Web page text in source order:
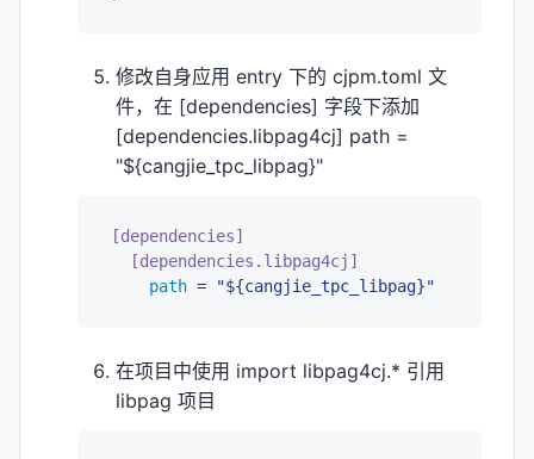
修改自身应用 entry 下的 cjpm.toml 文
件，在 [dependencies] 字段下添加
[dependencies.libpag4cj] path =
"${cangjie_tpc_libpag}"
[dependencies]
[dependencies.libpag4cj]
path = "${cangjie_tpc_libpag}"
在项目中使用 import libpag4cj.* 引用
libpag 项目